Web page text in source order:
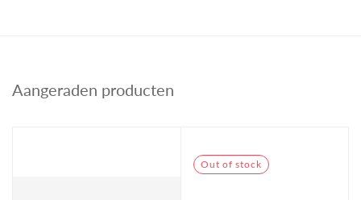
Aangeraden producten
Out of stock